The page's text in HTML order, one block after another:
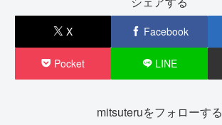
X Facebook
Pocket LINE
mitsuteruをフォローする